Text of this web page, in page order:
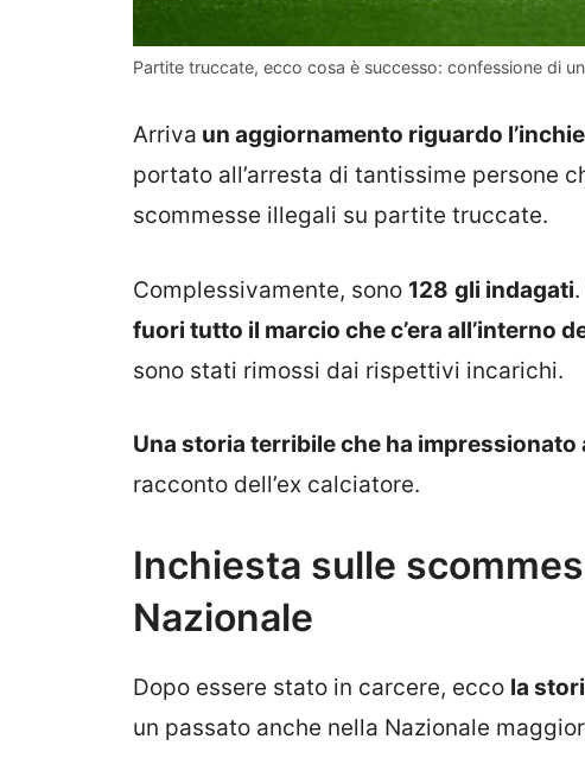
Partite truccate, ecco cosa è successo: confessione di
Arriva un aggiornamento riguardo
portato all’arresta di tantissime persone
scommesse illegali su partite truccate.
Complessivamente, sono 128 gli indagati
fuori tutto il marcio che c’era all’interno
sono stati rimossi dai rispettivi incarichi.
Una storia terribile che ha impressionato
racconto dell’ex calciatore.
Inchiesta sulle
Nazionale
Dopo essere stato in carcere, ecco la
un passato anche nella Nazionale